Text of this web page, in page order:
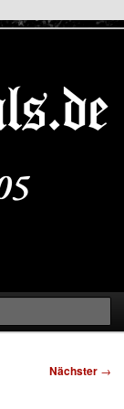
Nächster →